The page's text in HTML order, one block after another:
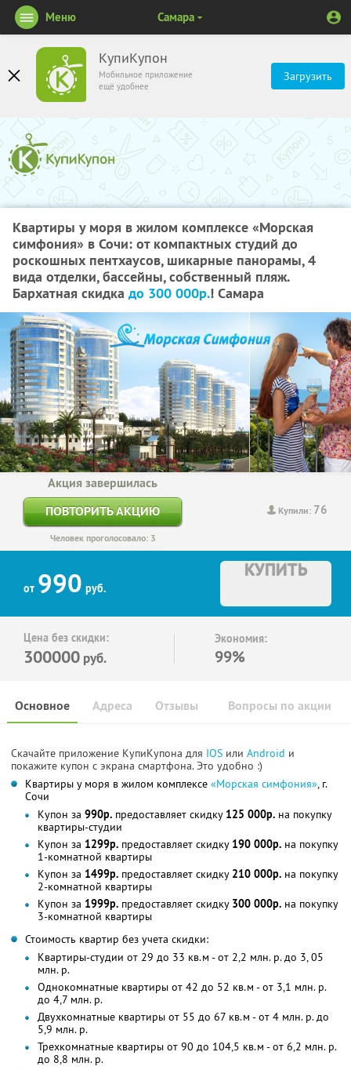
КупиКупон
Мобильное приложение
ещё удобнее
Загрузить
Меню Самара
Квартиры у моря в жилом комплексе «Морская
симфония» в Сочи: от компактных студий до
роскошных пентхаусов, шикарные панорамы, 4
вида отделки, бассейны, собственный пляж.
Бархатная скидка до 300 000р.! Самара
Купили: 76
Акция завершилась
ПОВТОРИТЬ АКЦИЮ
Человек проголосовало: 3
от 990 руб.
КУПИТЬ
Цена без скидки:
300000 руб.
Экономия:
99%
Основное Отзывы Вопросы по акции
Адреса
Скачайте приложение КупиКупона для IOS или Android и
покажите купон с экрана смартфона. Это удобно :)
Квартиры у моря в жилом комплексе «Морская симфония», г.
Сочи
Купон за 990р. предоставляет скидку 125 000р. на покупку
квартиры-студии
Купон за 1299р. предоставляет скидку 190 000р. на покупку
1-комнатной квартиры
Купон за 1499р. предоставляет скидку 210 000р. на покупку
2-комнатной квартиры
Купон за 1999р. предоставляет скидку 300 000р. на покупку
3-комнатной квартиры
Стоимость квартир без учета скидки:
Квартиры-студии от 29 до 33 кв.м - от 2,2 млн. р. до 3, 05
млн. р.
Однокомнатные квартиры от 42 до 52 кв.м - от 3,1 млн. р.
до 4,7 млн. р.
Двухкомнатные квартиры от 55 до 67 кв.м - от 4 млн. р. до
5,9 млн. р.
Трехкомнатные квартиры от 90 до 104,5 кв.м - от 6,2 млн. р.
до 8,8 млн. р.